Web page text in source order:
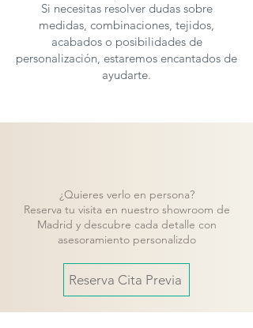
Si necesitas resolver dudas sobre
medidas, combinaciones, tejidos,
acabados o posibilidades de
personalización, estaremos encantados de
ayudarte.
¿Quieres verlo en persona?
Reserva tu visita en nuestro showroom de
Madrid y descubre cada detalle con
asesoramiento personalizdo
Reserva Cita Previa